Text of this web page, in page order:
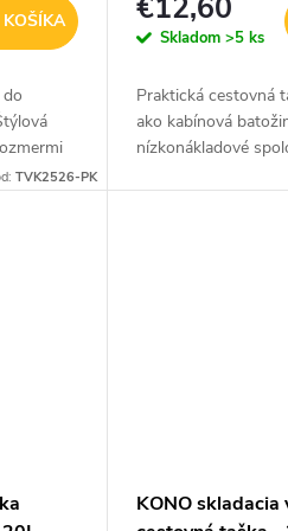
TVK2526-PK
€12,60
Skladom >5 ks
Praktická cestovná
ako kabínová
nízkonákladové
ju využijete aj ako
KONO skladacia